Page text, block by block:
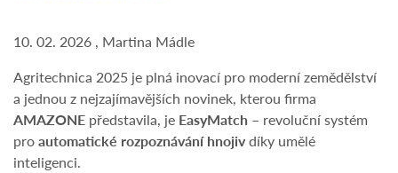
10. 02. 2026 , Martina Mádle
Agritechnica 2025 je plná inovací pro moderní zemědělství
a jednou z nejzajímavějších novinek, kterou firma
AMAZONE představila, je EasyMatch – revoluční systém
proautomatické rozpoznávání hnojivdíky umělé
inteligenci.